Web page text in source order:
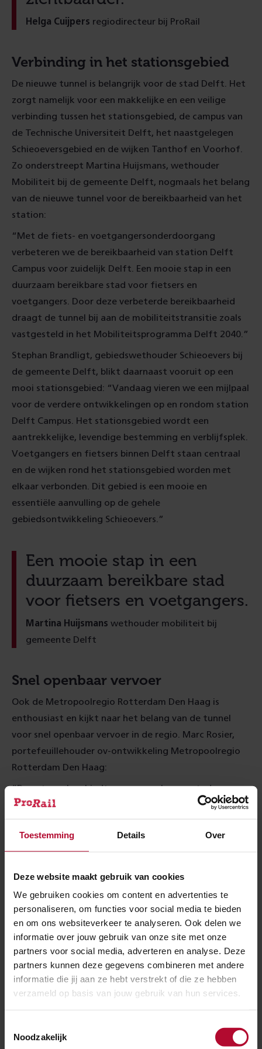
Toestemming Details Over
Deze website maakt gebruik van cookies
We gebruiken cookies om content en advertenties te
personaliseren, om functies voor social media te bieden
en om ons websiteverkeer te analyseren. Ook delen we
informatie over jouw gebruik van onze site met onze
partners voor social media, adverteren en analyse. Deze
partners kunnen deze gegevens combineren met andere
informatie die jij aan ze hebt verstrekt of die ze hebben
verzameld op basis van jouw gebruik van hun services.
Noodzakelijk
Helga Cuijpers regiodirecteur bij ProRail
Verbinding in het stationsgebied
De nieuwe tunnel is belangrijk voor de stad Delft. Het
zorgt namelijk voor een makkelijke en een veilige
verbinding tussen het stationsgebied, de campus van
de Technische Universiteit Delft, het naastgelegen
Schieoeversgebied en de wijken Tanthof en Voorhof.
Zo onderstreept Martina Huijsmans, wethouder
Mobiliteit bij de gemeente Delft, nogmaals het belang
van de nieuwe tunnel voor de bereikbaarheid van het
station:
“Met de fiets- en voetgangersonderdoorgang
verbeteren we de bereikbaarheid van station Delft
Campus voor zuidelijk Delft. Een mooie stap in een
duurzaam bereikbare stad voor fietsers en
voetgangers. Door deze verbeterde bereikbaarheid
draagt de tunnel bij aan de mobiliteitstransitie zoals
vastgesteld in het Mobiliteitsprogramma Delft 2040.”
Stephan Brandligt, gebiedswethouder Schieoevers bij
de gemeente Delft, blikt daarnaast vooruit op een
mooi stationsgebied: “Vandaag vieren we een mijlpaal
voor de verdere ontwikkelingen op en rondom station
Delft Campus. Het stationsgebied wordt een
aantrekkelijke, levendige bestemming en verblijfsplek.
Voetgangers en fietsers binnen Delft staan centraal
en de wijken rond het stationsgebied worden met
elkaar verbonden. Dit gebied is een mooie en
essentiële aanvulling op de gehele
gebiedsontwikkeling Schieoevers.”
Een mooie stap in een
duurzaam bereikbare stad
voor fietsers en voetgangers.
Martina Huijsmans wethouder mobiliteit bij
gemeente Delft
Snel openbaar vervoer
Ook de Metropoolregio Rotterdam Den Haag is
enthousiast en kijkt naar het belang van de tunnel
voor snel openbaar vervoer in de regio. Marc Rosier,
portefeuillehouder ov-ontwikkeling Metropoolregio
Rotterdam Den Haag:
“Deze tunnel verbindt wonen, werken en studeren.
Het maakt deel uit van een bredere ambitie waar snel
ov tussen Leiden en Dordrecht de ruggengraat van is.
De universiteiten van Leiden, Delft en Rotterdam
worden daardoor beter verbonden. We gaan ook
versterken we elkaar in Zuid-Holland.”
Het eerste energieneutrale station
Eind 2019 ging de bouw van de onderdoorgang start.
De kern van de constructie is een nieuw spoordek dat
zie je hoe die op zijn plek werd geschoven.